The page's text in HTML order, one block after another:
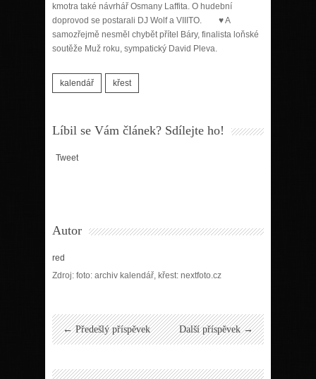
kmotra také návrhář Osmany Laffita. O hudební
doprovod se postarali DJ Wolf a VIIITO. ♥ A
samozřejmě nesměl chybět přítel Báry, finalista loňské
soutěže Muž roku, sympatický David Pleva.
kalendář křest
Líbil se Vám článek? Sdílejte ho!
Tweet
Autor
red
Zdroj: foto: archiv kalendář, křest: nextfoto.cz
← Předešlý příspěvek Další příspěvek →